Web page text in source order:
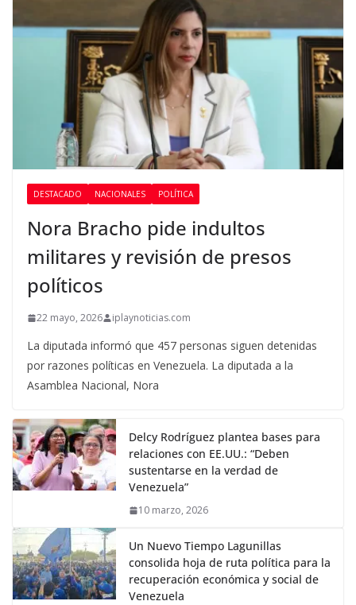
DESTACADO NACIONALES POLÍTICA
Nora Bracho pide indultos
militares y revisión de presos
políticos
22 mayo, 2026 iplaynoticias.com
La diputada informó que 457 personas siguen detenidas
por razones políticas en Venezuela. La diputada a la
Asamblea Nacional, Nora
Delcy Rodríguez plantea bases para
relaciones con EE.UU.: “Deben
sustentarse en la verdad de
Venezuela”
10 marzo, 2026
Un Nuevo Tiempo Lagunillas
consolida hoja de ruta política para la
recuperación económica y social de
Venezuela